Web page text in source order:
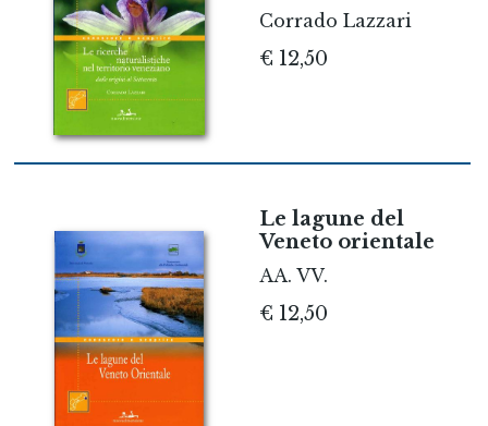
Corrado Lazzari
€ 12,50
Le lagune del
Veneto orientale
AA. VV.
€ 12,50